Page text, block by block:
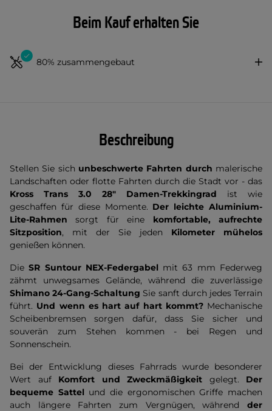
Beim Kauf erhalten Sie
80% zusammengebaut
Beschreibung
Stellen Sie sich unbeschwerte Fahrten durch malerische
Landschaften oder flotte Fahrten durch die Stadt vor - das
Kross Trans 3.0 28" Damen-Trekkingrad ist wie
geschaffen für diese Momente. Der leichte Aluminium-
Lite-Rahmen sorgt für eine komfortable, aufrechte
Sitzposition, mit der Sie jeden Kilometer mühelos
genießen können.
DieSR Suntour NEX-Federgabelmit 63 mm Federweg
zähmt unwegsames Gelände, während die zuverlässige
Shimano 24-Gang-Schaltung Sie sanft durch jedes Terrain
führt. Und wenn es hart auf hart kommt?Mechanische
Scheibenbremsen sorgen dafür, dass Sie sicher und
souverän zum Stehen kommen - bei Regen und
Sonnenschein.
Bei der Entwicklung dieses Fahrrads wurde besonderer
Wert auf Komfort und Zweckmäßigkeit gelegt. Der
bequeme Sattel und die ergonomischen Griffe machen
auch längere Fahrten zum Vergnügen, während der